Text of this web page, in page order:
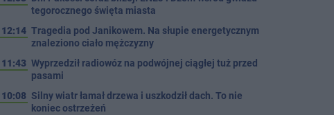
tegorocznego święta miasta
12:14 Tragedia pod Janikowem. Na słupie energetycznym
znaleziono ciało mężczyzny
11:43 Wyprzedził radiowóz na podwójnej ciągłej tuż przed
pasami
10:08 Silny wiatr łamał drzewa i uszkodził dach. To nie
koniec ostrzeżeń